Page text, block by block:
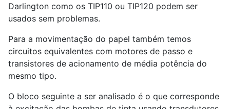
Darlington como os TIP110 ou TIP120 podem ser
usados sem problemas.
Para a movimentação do papel também temos
circuitos equivalentes com motores de passo e
transistores de acionamento de média potência do
mesmo tipo.
O bloco seguinte a ser analisado é o que corresponde